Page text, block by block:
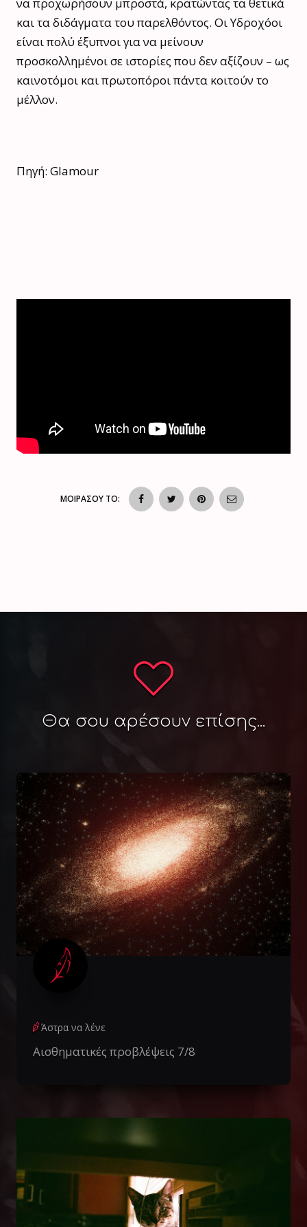
και τα διδάγματα του παρελθόντος. Οι Υδροχόοι
είναι πολύ έξυπνοι για να μείνουν
προσκολλημένοι σε ιστορίες που δεν αξίζουν – ως
καινοτόμοι και πρωτοπόροι πάντα κοιτούν το
μέλλον.
Πηγή: Glamour
ΜΟΙΡΑΣΟΥ ΤΟ:
Θα σου αρέσουν επίσης...
Άστρα να λένε
Αισθηματικές προβλέψεις 7/8